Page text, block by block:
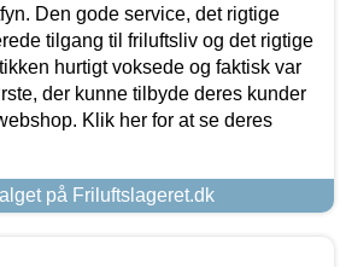
Den gode service, det rigtige
tilgang til friluftsliv og det rigtige
hurtigt voksede og faktisk var
der kunne tilbyde deres kunder
Klik her for at se deres
på Friluftslageret.dk